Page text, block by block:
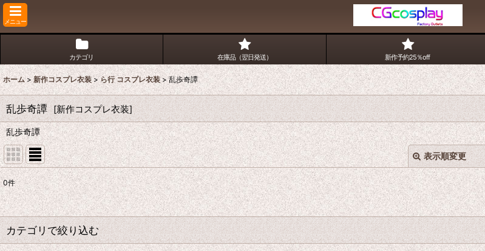
メニュー
カテゴリ 在庫品（翌日発送） 新作予約25％off
ホーム > 新作コスプレ衣装 > ら行 コスプレ衣装 > 乱歩奇譚
乱歩奇譚 [新作コスプレ衣装]
乱歩奇譚
表示順変更
表示数:
並び順:
0件
カテゴリで絞り込む